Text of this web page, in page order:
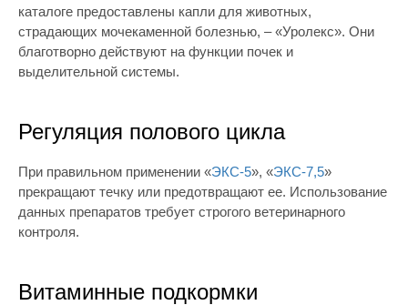
каталоге предоставлены капли для животных,
страдающих мочекаменной болезнью, – «Уролекс». Они
благотворно действуют на функции почек и
выделительной системы.
Регуляция полового цикла
При правильном применении «ЭКС-5», «ЭКС-7,5»
прекращают течку или предотвращают ее. Использование
данных препаратов требует строгого ветеринарного
контроля.
Витаминные подкормки